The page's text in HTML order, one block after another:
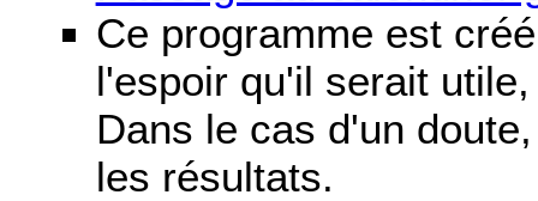
Ce programme est
l'espoir qu'il serait
Dans le cas d'un
les résultats.